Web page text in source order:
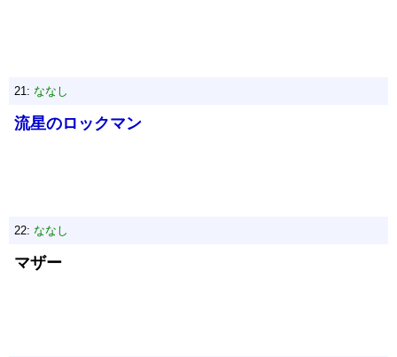
21: ななし
流星のロックマン
22: ななし
マザー